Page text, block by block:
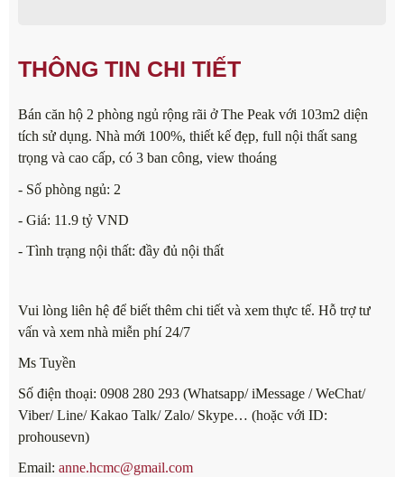
THÔNG TIN CHI TIẾT
Bán căn hộ 2 phòng ngủ rộng rãi ở The Peak với 103m2 diện
tích sử dụng. Nhà mới 100%, thiết kế đẹp, full nội thất sang
trọng và cao cấp, có 3 ban công, view thoáng
- Số phòng ngủ: 2
- Giá: 11.9 tỷ VND
- Tình trạng nội thất: đầy đủ nội thất
Vui lòng liên hệ để biết thêm chi tiết và xem thực tế. Hỗ trợ tư
vấn và xem nhà miễn phí 24/7
Ms Tuyền
Số điện thoại: 0908 280 293 (Whatsapp/ iMessage / WeChat/
Viber/ Line/ Kakao Talk/ Zalo/ Skype… (hoặc với ID:
prohousevn)
Email: anne.hcmc@gmail.com